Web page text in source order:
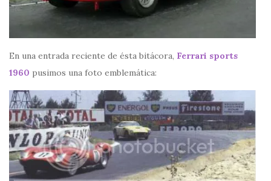
En una entrada reciente de ésta bitácora, Ferrari sports
1960 pusimos una foto emblemática: